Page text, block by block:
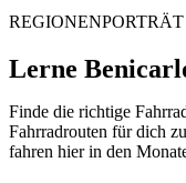
REGIONENPORTRÄT
Lerne
Finde die richtige
Fahrradrouten für dich
fahren hier in den